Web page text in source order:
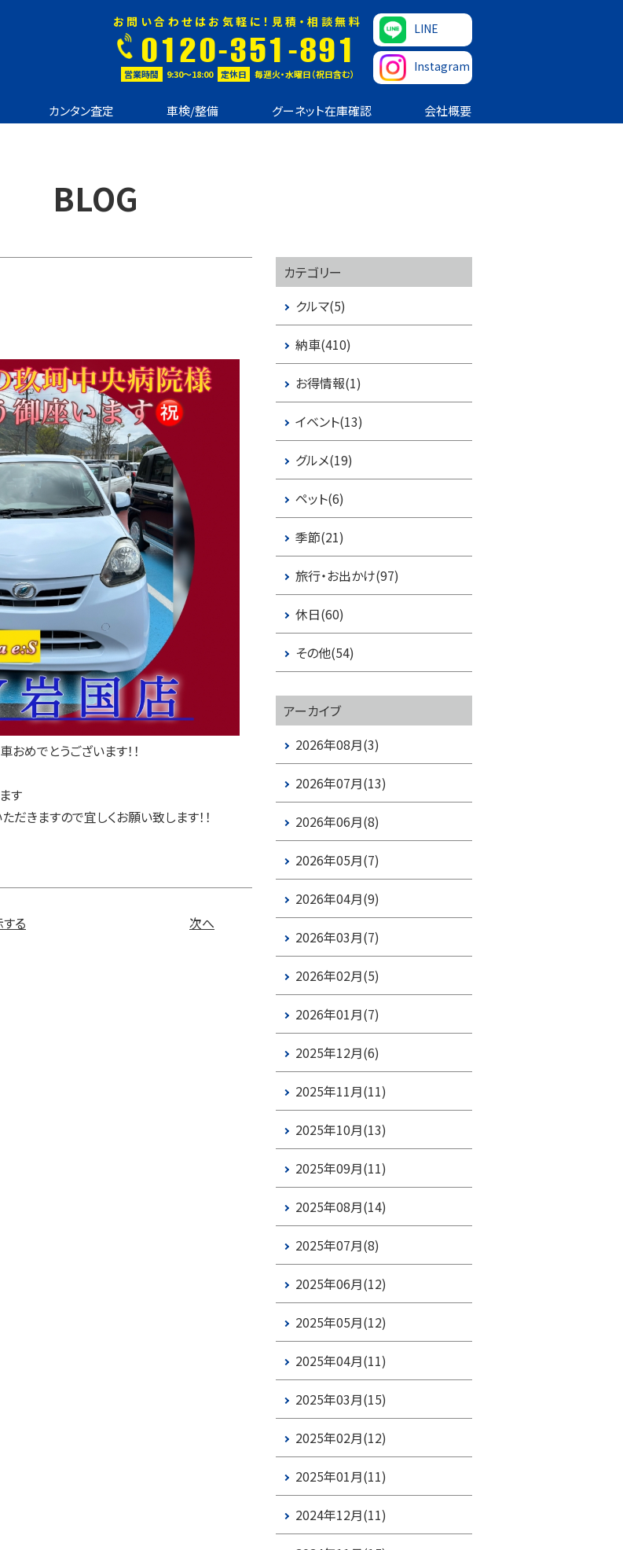
お問い合わせはお気軽に！見積・相談無料
0120-351-891
営業時間 9:30〜18:00 定休日 毎週火・水曜日（祝日含む）
カンタン査定 車検/整備 グーネット在庫確認 会社概要
LINE
Instagram
BLOG
めでとうございます！！
す
だきますので宜しくお願い致します！！
る 次へ
カテゴリー
クルマ(5)
納車(410)
お得情報(1)
イベント(13)
グルメ(19)
ペット(6)
季節(21)
旅行・お出かけ(97)
休日(60)
その他(54)
アーカイブ
2026年08月(3)
2026年07月(13)
2026年06月(8)
2026年05月(7)
2026年04月(9)
2026年03月(7)
2026年02月(5)
2026年01月(7)
2025年12月(6)
2025年11月(11)
2025年10月(13)
2025年09月(11)
2025年08月(14)
2025年07月(8)
2025年06月(12)
2025年05月(12)
2025年04月(11)
2025年03月(15)
2025年02月(12)
2025年01月(11)
2024年12月(11)